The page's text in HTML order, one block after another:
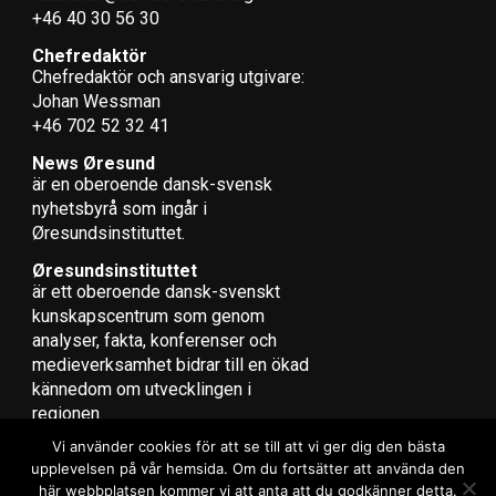
förhandling. Valdeltagandet var 71,9 procent vid förra
valet i november 2013.
Bäst för cyklister i Köpenhamn – men Malmö utmanar
Efter uttalande från Säpo – danska partier kräver
gränskontroll mot Sverige
+46 40 30 56 30
Chefredaktör
Chefredaktör och ansvarig utgivare:
Johan Wessman
+46 702 52 32 41
News Øresund
är en oberoende dansk-svensk
nyhets­byrå som ingår i
Øresundsinstituttet.
Øresundsinstituttet
är ett oberoende dansk-svenskt
kunskapscentrum som genom
analyser, fakta, konferenser och
medieverksamhet bidrar till en ökad
kännedom om utvecklingen i
regionen.
Vi använder cookies för att se till att vi ger dig den bästa
upplevelsen på vår hemsida. Om du fortsätter att använda den
här webbplatsen kommer vi att anta att du godkänner detta.